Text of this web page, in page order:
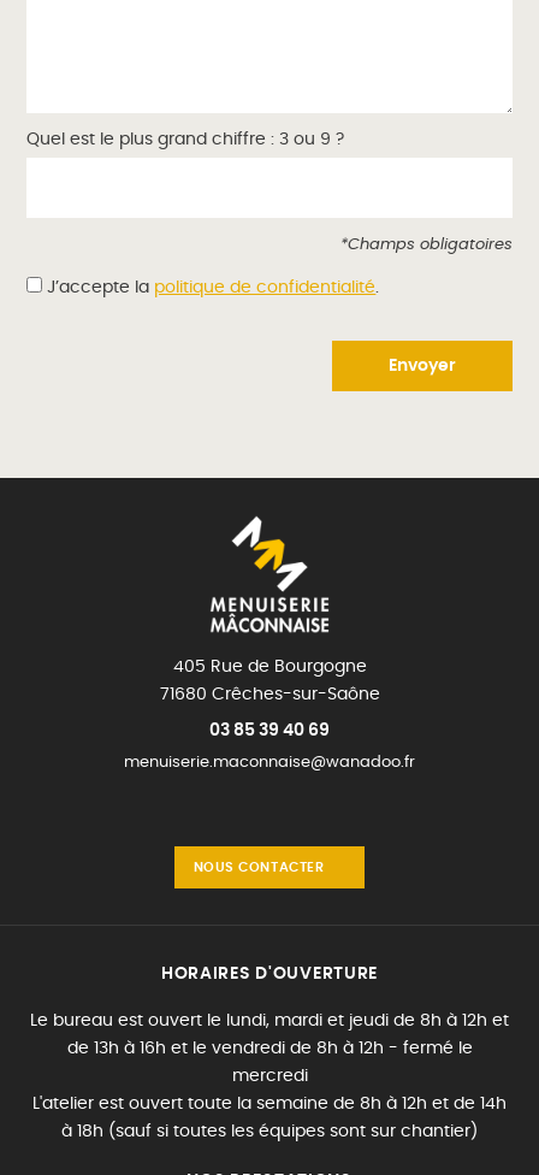
Quel est le plus grand chiffre : 3 ou 9 ?
*Champs obligatoires
J’accepte la politique de confidentialité
405 Rue de Bourgogne
71680 Crêches-sur-Saône
03 85 39 40 69
menuiserie.maconnaise@wanadoo.fr
NOUS CONTACTER
HORAIRES D'OUVERTURE
Le bureau est ouvert le lundi, mardi et jeudi de 8h à 12h et
de 13h à 16h et le vendredi de 8h à 12h - fermé le
mercredi
L'atelier est ouvert toute la semaine de 8h à 12h et de 14h
à 18h (sauf si toutes les équipes sont sur chantier)